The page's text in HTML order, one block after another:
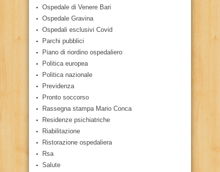
Ospedale di Venere Bari
Ospedale Gravina
Ospedali esclusivi Covid
Parchi pubblici
Piano di riordino ospedaliero
Politica europea
Politica nazionale
Previdenza
Pronto soccorso
Rassegna stampa Mario Conca
Residenze psichiatriche
Riabilitazione
Ristorazione ospedaliera
Rsa
Salute